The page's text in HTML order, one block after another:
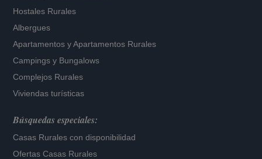
Hostales Rurales
Albergues
Apartamentos yApartamentos Rurales
Campings y Bungalows
Complejos Rurales
Viviendas turísticas
Búsquedas especiales:
Casas Rurales con disponibilidad
Ofertas Casas Rurales